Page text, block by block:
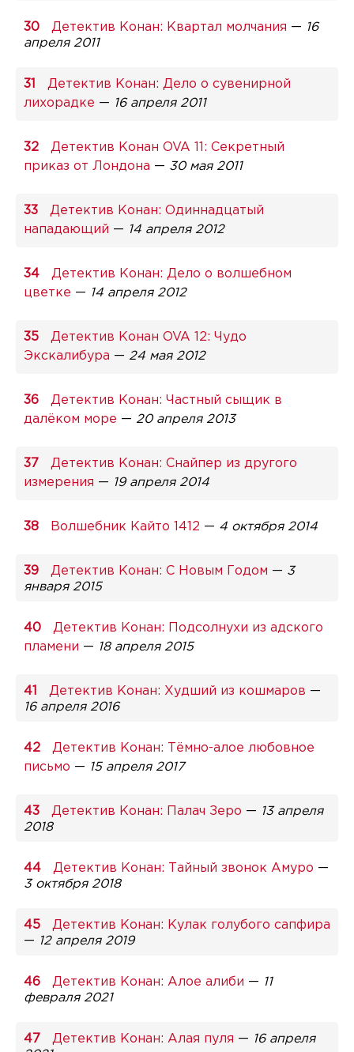
Детектив Конан: Квартал молчания — 16
апреля 2011
Детектив Конан: Дело о сувенирной
лихорадке — 16 апреля 2011
Детектив Конан OVA 11: Секретный
приказ от Лондона — 30 мая 2011
Детектив Конан: Одиннадцатый
нападающий — 14 апреля 2012
Детектив Конан: Дело о волшебном
цветке — 14 апреля 2012
Детектив Конан OVA 12: Чудо
Экскалибура — 24 мая 2012
Детектив Конан: Частный сыщик в
далёком море — 20 апреля 2013
Детектив Конан: Снайпер из другого
измерения — 19 апреля 2014
Волшебник Кайто 1412 — 4 октября 2014
Детектив Конан: С Новым Годом — 3
января 2015
Детектив Конан: Подсолнухи из адского
пламени — 18 апреля 2015
Детектив Конан: Худший из кошмаров —
16 апреля 2016
Детектив Конан: Тёмно-алое любовное
письмо — 15 апреля 2017
Детектив Конан: Палач Зеро — 13 апреля
2018
Детектив Конан: Тайный звонок Амуро —
3 октября 2018
Детектив Конан: Кулак голубого сапфира
— 12 апреля 2019
Детектив Конан: Алое алиби — 11
февраля 2021
Детектив Конан: Алая пуля — 16 апреля